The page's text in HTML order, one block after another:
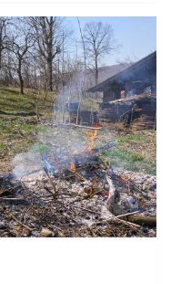
wiedzieliście
wykazują nie
Jak to
mi znajomy
w to uwierzyć.